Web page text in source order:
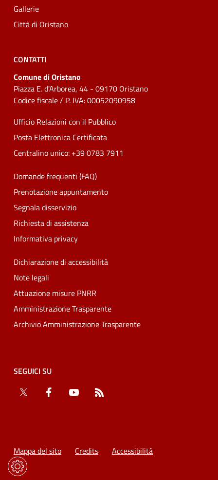
Gallerie
Città di Oristano
CONTATTI
Comune di Oristano
Piazza E. d'Arborea, 44 - 09170 Oristano
Codice fiscale / P. IVA: 00052090958
Ufficio Relazioni con il Pubblico
Posta Elettronica Certificata
Centralino unico: +39 0783 7911
Domande frequenti (FAQ)
Prenotazione appuntamento
Segnala disservizio
Richiesta di assistenza
Informativa privacy
Dichiarazione di accessibilità
Note legali
Attuazione misure PNRR
Amministrazione Trasparente
Archivio Amministrazione Trasparente
SEGUICI SU
Twitter
Facebook YouTube
Mappa del sito Credits Accessibilità